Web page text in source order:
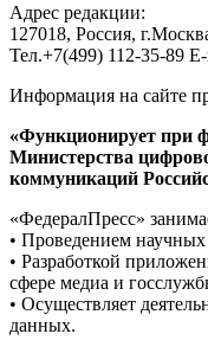
Адрес редакции:
127018, Россия,
Тел.+7(499) 112-35-89
Информация на сайте
«Функционирует при
Министерства
коммуникаций
«ФедералПресс»
• Проведением
• Разработкой
сфере медиа и
• Осуществляет
данных.